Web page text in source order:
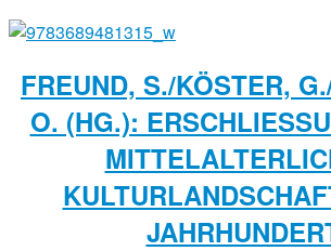
FREUND, S./KÖSTER,
O. (HG.):
AHRHUNDERT